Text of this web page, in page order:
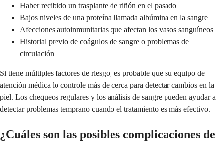
Haber recibido un trasplante de riñón en el pasado
Bajos niveles de una proteína llamada albúmina en la sangre
Afecciones autoinmunitarias que afectan los vasos sanguíneos
Historial previo de coágulos de sangre o problemas de
circulación
Si tiene múltiples factores de riesgo, es probable que su equipo de
atención médica lo controle más de cerca para detectar cambios en la
piel. Los chequeos regulares y los análisis de sangre pueden ayudar a
detectar problemas temprano cuando el tratamiento es más efectivo.
¿Cuáles son las posibles complicaciones de